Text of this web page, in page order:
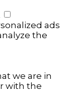
ads
the
we are in
with the